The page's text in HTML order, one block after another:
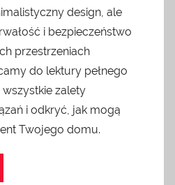
design, ale
i bezpieczeństwo
przestrzeniach
do lektury pełnego
zalety
i odkryć, jak mogą
Twojego domu.